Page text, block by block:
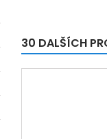
30 DALŠÍCH